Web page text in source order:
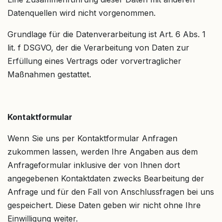
Datenquellen wird nicht vorgenommen.
Grundlage für die Datenverarbeitung ist Art. 6 Abs. 1
lit. f DSGVO, der die Verarbeitung von Daten zur
Erfüllung eines Vertrags oder vorvertraglicher
Maßnahmen gestattet.
Kontaktformular
Wenn Sie uns per Kontaktformular Anfragen
zukommen lassen, werden Ihre Angaben aus dem
Anfrageformular inklusive der von Ihnen dort
angegebenen Kontaktdaten zwecks Bearbeitung der
Anfrage und für den Fall von Anschlussfragen bei uns
gespeichert. Diese Daten geben wir nicht ohne Ihre
Einwilligung weiter.